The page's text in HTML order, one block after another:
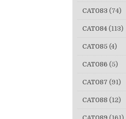
CAT083 (74)
CAT084 (113)
CAT085 (4)
CAT086 (5)
CAT087 (91)
CAT088 (12)